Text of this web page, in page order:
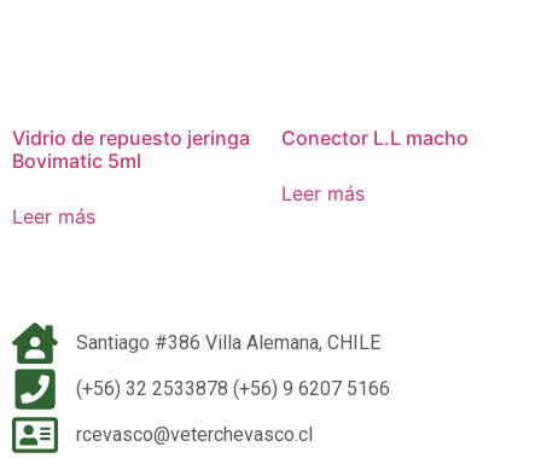
Vidrio de repuesto jeringa
Bovimatic 5ml
Leer más
Conector L.L macho
Leer más
Santiago #386 Villa Alemana, CHILE
(+56) 32 2533878 (+56) 9 6207 5166
rcevasco@veterchevasco.cl